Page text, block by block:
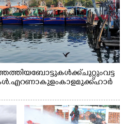
ബോട്ടുകൾക്ക് ചുറ്റും വട്ട
എറണാകുളം കാളമുക്ക് ഹാർ